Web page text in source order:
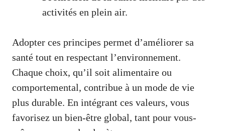
activités en plein air.
Adopter ces principes permet d’améliorer sa
santé tout en respectant l’environnement.
Chaque choix, qu’il soit alimentaire ou
comportemental, contribue à un mode de vie
plus durable. En intégrant ces valeurs, vous
favorisez un bien-être global, tant pour vous-